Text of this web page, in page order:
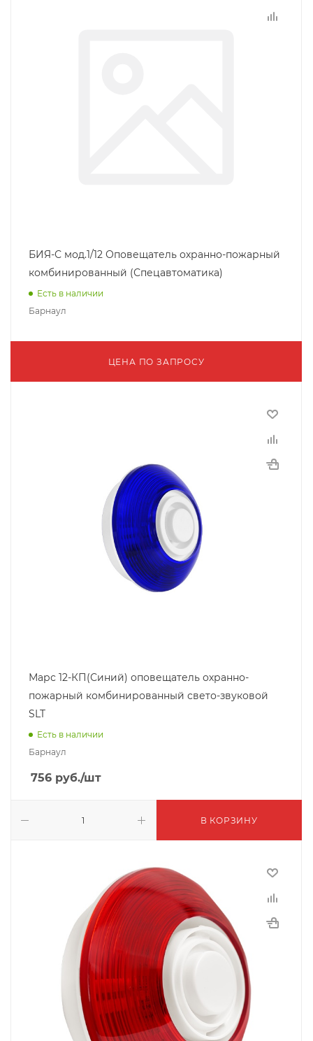
БИЯ-С мод.1/12 Оповещатель охранно-пожарный
комбинированный (Спецавтоматика)
Есть в наличии
Барнаул
ЦЕНА ПО ЗАПРОСУ
Марс 12-КП(Синий) оповещатель охранно-
пожарный комбинированный свето-звуковой
SLT
Есть в наличии
Барнаул
756 руб./шт
В КОРЗИНУ